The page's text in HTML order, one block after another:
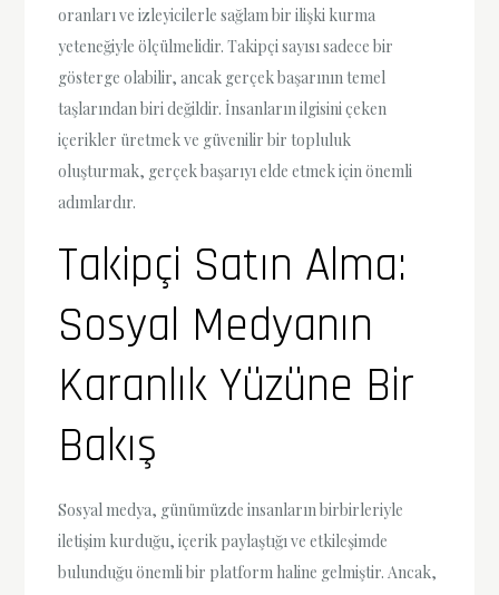
oranları ve izleyicilerle sağlam bir ilişki kurma
yeteneğiyle ölçülmelidir. Takipçi sayısı sadece bir
gösterge olabilir, ancak gerçek başarının temel
taşlarından biri değildir. İnsanların ilgisini çeken
içerikler üretmek ve güvenilir bir topluluk
oluşturmak, gerçek başarıyı elde etmek için önemli
adımlardır.
Takipçi Satın Alma:
Sosyal Medyanın
Karanlık Yüzüne Bir
Bakış
Sosyal medya, günümüzde insanların birbirleriyle
iletişim kurduğu, içerik paylaştığı ve etkileşimde
bulunduğu önemli bir platform haline gelmiştir. Ancak,